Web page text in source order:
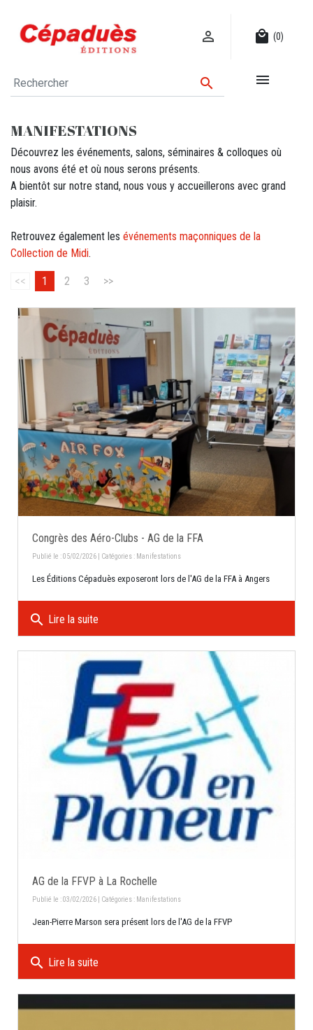
 local_mall (0)
 
MANIFESTATIONS
Découvrez les événements, salons, séminaires & colloques où
nous avons été et où nous serons présents.
A bientôt sur notre stand, nous vous y accueillerons avec grand
plaisir.
Retrouvez également les événements maçonniques de la
Collection de Midi.
<< 1 2 3 >>
Congrès des Aéro-Clubs - AG de la FFA
Publié le : 05/02/2026 | Catégories : Manifestations
Les Éditions Cépaduès exposeront lors de l'AG de la FFA à Angers
search Lire la suite
AG de la FFVP à La Rochelle
Publié le : 03/02/2026 | Catégories : Manifestations
Jean-Pierre Marson sera présent lors de l'AG de la FFVP
search Lire la suite